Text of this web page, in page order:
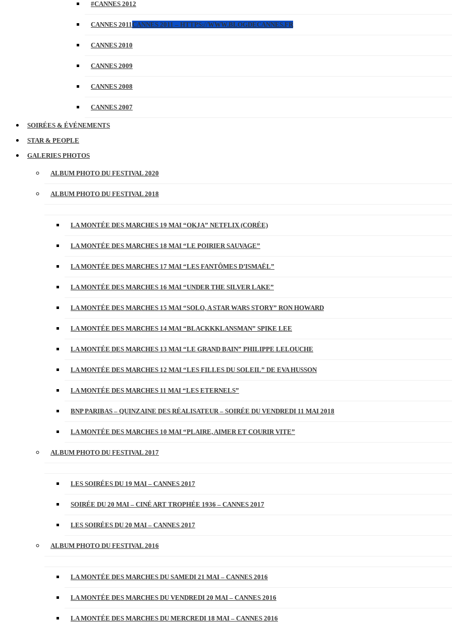
#CANNES 2012
CANNES 2011CANNES 2011 – HTTPS://WWW.BLOGDECANNES.FR
CANNES 2010
CANNES 2009
CANNES 2008
CANNES 2007
SOIRÉES & ÉVÉNEMENTS
STAR & PEOPLE
GALERIES PHOTOS
ALBUM PHOTO DU FESTIVAL 2020
ALBUM PHOTO DU FESTIVAL 2018
LA MONTÉE DES MARCHES 19 MAI “OKJA” NETFLIX (CORÉE)
LA MONTÉE DES MARCHES 18 MAI “LE POIRIER SAUVAGE”
LA MONTÉE DES MARCHES 17 MAI “LES FANTÔMES D’ISMAËL”
LA MONTÉE DES MARCHES 16 MAI “UNDER THE SILVER LAKE”
LA MONTÉE DES MARCHES 15 MAI “SOLO, A STAR WARS STORY” RON HOWARD
LA MONTÉE DES MARCHES 14 MAI “BLACKKKLANSMAN” SPIKE LEE
LA MONTÉE DES MARCHES 13 MAI “LE GRAND BAIN” PHILIPPE LELOUCHE
LA MONTÉE DES MARCHES 12 MAI “LES FILLES DU SOLEIL” DE EVA HUSSON
LA MONTÉE DES MARCHES 11 MAI “LES ETERNELS”
BNP PARIBAS – QUINZAINE DES RÉALISATEUR – SOIRÉE DU VENDREDI 11 MAI 2018
LA MONTÉE DES MARCHES 10 MAI “PLAIRE, AIMER ET COURIR VITE”
ALBUM PHOTO DU FESTIVAL 2017
LES SOIRÉES DU 19 MAI – CANNES 2017
SOIRÉE DU 20 MAI – CINÉ ART TROPHÉE 1936 – CANNES 2017
LES SOIRÉES DU 20 MAI – CANNES 2017
ALBUM PHOTO DU FESTIVAL 2016
LA MONTÉE DES MARCHES DU SAMEDI 21 MAI – CANNES 2016
LA MONTÉE DES MARCHES DU VENDREDI 20 MAI – CANNES 2016
LA MONTÉE DES MARCHES DU MERCREDI 18 MAI – CANNES 2016